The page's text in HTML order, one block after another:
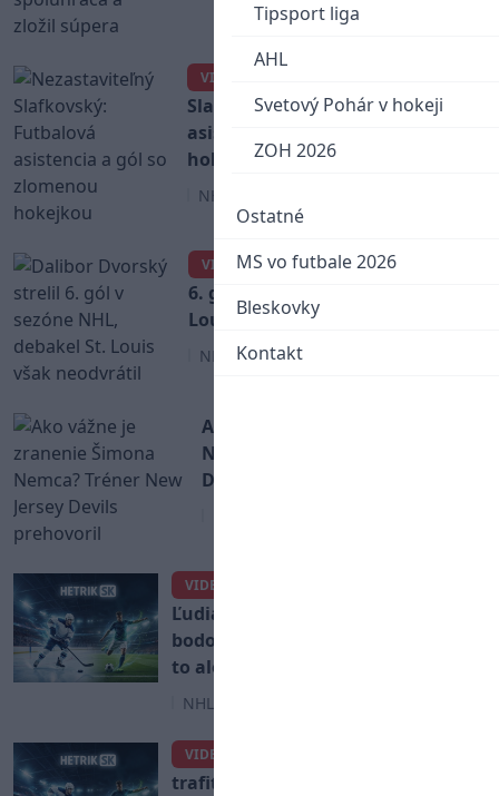
Tipsport liga
AHL
Svetový Pohár v hokeji
ZOH 2026
Ostatné
MS vo futbale 2026
Bleskovky
Kontakt
VIDEO
Slafkovský: Futbalová
asistencia a gól so zlomenou
hokejkou
NHL
VIDEO
Dalibor Dvorský strelil
6. gól v sezóne NHL, debakel St.
Louis však neodvrátil
NHL
Ako vážne je zranenie Šimona
Nemca? Tréner New Jersey
Devils prehovoril
VIDEO
Ľudia si mysleli, že bude mať 100-
bodové sezóny ako McDavid, tak
to ale nefunguje!
NHL
VIDEO
trafiť všetky kluby Jaromíra Jágra